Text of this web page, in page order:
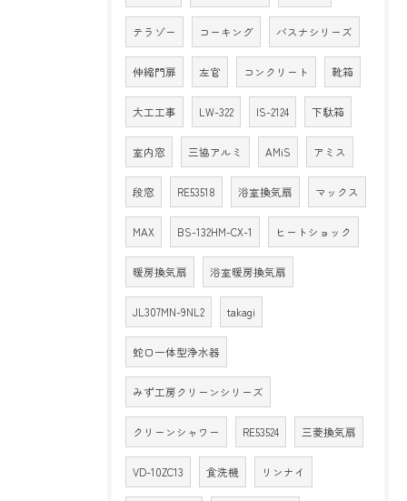
テラゾー コーキング バスナシリーズ
伸縮門扉 左官 コンクリート 靴箱
大工工事 LW-322 IS-2124 下駄箱
室内窓 三協アルミ AMiS アミス
段窓 RE53518 浴室換気扇 マックス
MAX BS-132HM-CX-1 ヒートショック
暖房換気扇 浴室暖房換気扇
JL307MN-9NL2 takagi
蛇口一体型浄水器
みず工房クリーンシリーズ
クリーンシャワー RE53524 三菱換気扇
VD-10ZC13 食洗機 リンナイ